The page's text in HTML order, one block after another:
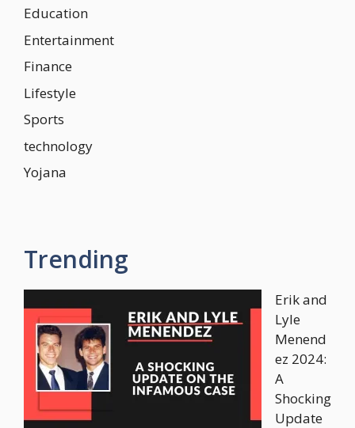
Education
Entertainment
Finance
Lifestyle
Sports
technology
Yojana
Trending
Erik and
Lyle
Menend
ez 2024:
A
Shocking
Update